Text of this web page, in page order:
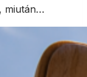
miután…